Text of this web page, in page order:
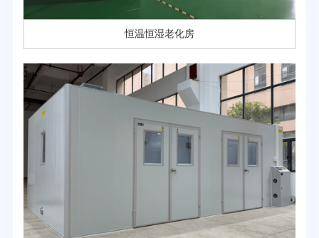
恒温恒湿老化房